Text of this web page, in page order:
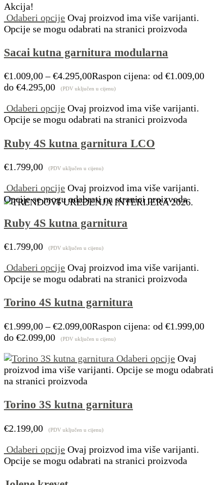
Akcija!
Odaberi opcije Ovaj proizvod ima više varijanti.
Opcije se mogu odabrati na stranici proizvoda
Sacai kutna garnitura modularna
€1.009,00 – €4.295,00Raspon cijena: od €1.009,00
do €4.295,00
(PDV uključen u cijenu)
Odaberi opcije Ovaj proizvod ima više varijanti.
Opcije se mogu odabrati na stranici proizvoda
Ruby 4S kutna garnitura LCO
€1.799,00 (PDV uključen u cijenu)
Odaberi opcije Ovaj proizvod ima više varijanti.
Opcije se mogu odabrati na stranici proizvoda
Ruby 4S kutna garnitura
€1.799,00 (PDV uključen u cijenu)
Odaberi opcije Ovaj proizvod ima više varijanti.
Opcije se mogu odabrati na stranici proizvoda
Torino 4S kutna garnitura
€1.999,00 – €2.099,00Raspon cijena: od €1.999,00
do €2.099,00
(PDV uključen u cijenu)
Odaberi opcije Ovaj
proizvod ima više varijanti. Opcije se mogu odabrati
na stranici proizvoda
Torino 3S kutna garnitura
€2.199,00 (PDV uključen u cijenu)
Odaberi opcije Ovaj proizvod ima više varijanti.
Opcije se mogu odabrati na stranici proizvoda